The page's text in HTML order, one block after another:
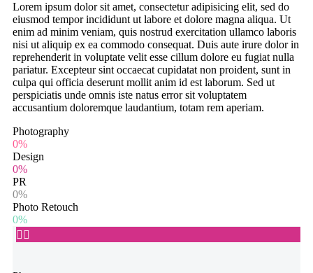
Lorem ipsum dolor sit amet, consectetur adipisicing elit, sed do
eiusmod tempor incididunt ut labore et dolore magna aliqua. Ut
enim ad minim veniam, quis nostrud exercitation ullamco laboris
nisi ut aliquip ex ea commodo consequat. Duis aute irure dolor in
reprehenderit in voluptate velit esse cillum dolore eu fugiat nulla
pariatur. Excepteur sint occaecat cupidatat non proident, sunt in
culpa qui officia deserunt mollit anim id est laborum. Sed ut
perspiciatis unde omnis iste natus error sit voluptatem
accusantium doloremque laudantium, totam rem aperiam.
Photography
0%
Design
0%
PR
0%
Photo Retouch
0%
 